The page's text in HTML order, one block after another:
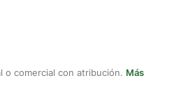
o comercial con atribución. Más